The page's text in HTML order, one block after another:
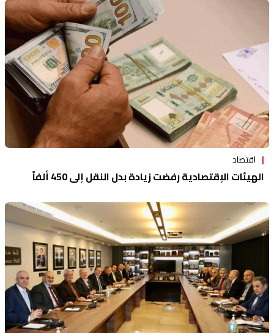
اقتصاد
الهيئات الإقتصادية رفضت زيادة بدل النقل إلى 450 ألفاً